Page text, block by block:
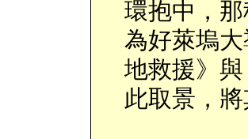
環抱中，
為好萊塢
地救援》
此取景，